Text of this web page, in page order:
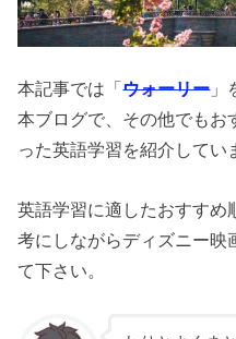
本記事では「ウォーリー」
本ブログで、その他でもお
った英語学習を紹介してい
英語学習に適したおすすめ
考にしながらディズニー映
て下さい。